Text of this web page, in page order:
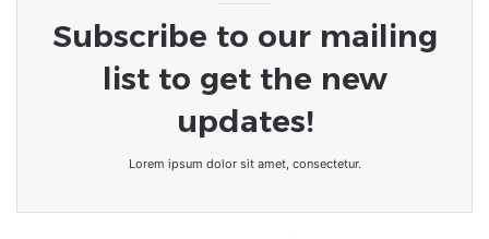
Subscribe to our mailing
list to get the new
updates!
Lorem ipsum dolor sit amet, consectetur.